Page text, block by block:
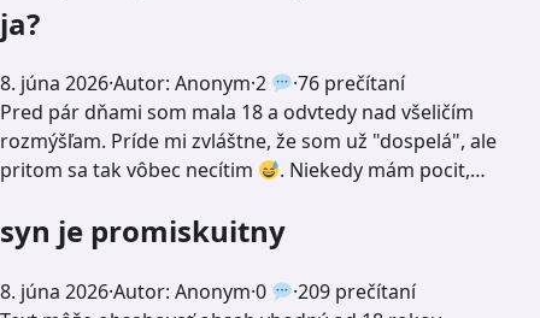
ja?
8. júna 2026·Autor: Anonym·2 ·76 prečítaní
Pred pár dňami som mala 18 a odvtedy nad všeličím
rozmýšľam. Príde mi zvláštne, že som už "dospelá", ale
pritom sa tak vôbec necítim
. Niekedy mám pocit,…
syn je promiskuitny
8. júna 2026·Autor: Anonym·0 ·209 prečítaní